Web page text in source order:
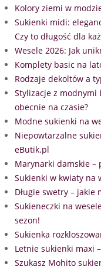
Kolory ziemi w
Sukienki midi:
Czy to długość dla
Wesele 2026: Jak
Komplety basic na
Rodzaje dekoltów a
Stylizacje z modnymi
obecnie na czasie?
Modne sukienki na
Niepowtarzalne
eButik.pl
Marynarki damskie –
Sukienki w kwiaty na
Długie swetry – jakie
Sukieneczki na
sezon!
Sukienka
Letnie sukienki maxi
Szukasz Mohito